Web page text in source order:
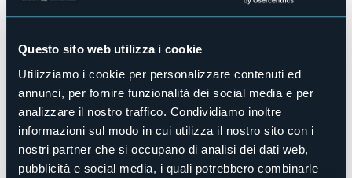
Questo sito web utilizza i cookie
Utilizziamo i cookie per personalizzare contenuti ed
annunci, per fornire funzionalità dei social media e per
analizzare il nostro traffico. Condividiamo inoltre
informazioni sul modo in cui utilizza il nostro sito con i
nostri partner che si occupano di analisi dei dati web,
pubblicità e social media, i quali potrebbero combinarle
A chiudere l'edizione 2026 sarà invecedomenica 23
protagonisti ancora una volta le fontane luminose e
musicali e uno spettacolare show di droni, per salutare
un'estate di luci, colori ed emozioni sul Lago Maggiore.
Non solo spettacoli
serali. L’estate 2026 propone un ricco calendario di
appuntamenti capace di soddisfare ogni tipo di visitatore,
grazie anche alla preziosa collaborazione delle associazioni